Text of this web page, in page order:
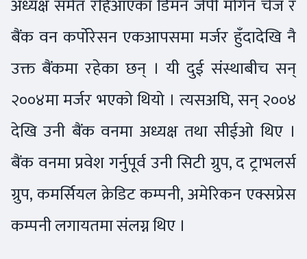
अध्यक्ष समेत रहिआएका डिमन जेपी मोर्गन चेज र
बैंक वन कर्पोरेसन एकआपसमा मर्जर हुँदादेखि नै
उक्त बैंकमा रहेका छन् । यी दुई संस्थाबीच सन्
२००४मा मर्जर भएको थियो । त्यसअघि, सन् २००४
देखि उनी बैंक वनमा अध्यक्ष तथा सीईओ थिए ।
बैंक वनमा प्रवेश गर्नुपूर्व उनी सिटी ग्रुप, द ट्राभलर्स
ग्रुप, कमर्सियल क्रेडिट कम्पनी, अमेरिकन एक्सप्रेस
कम्पनी लगायतमा संलग्न थिए ।